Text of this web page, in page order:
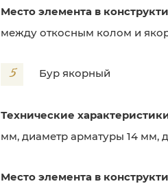
Место элемента в
между откосным колом и
5 Бур якорный
Технические
мм, диаметр арматуры 14 мм,
Место элемента в